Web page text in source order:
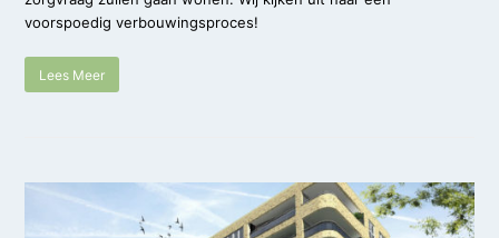
voorspoedig verbouwingsproces!
Lees Meer